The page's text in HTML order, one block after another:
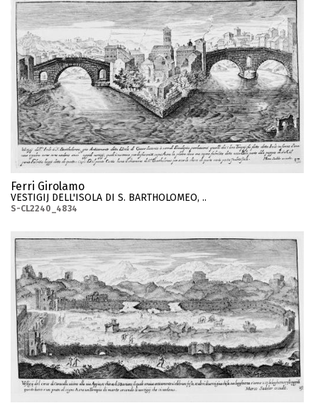
Ferri Girolamo
VESTIGIJ DELL'ISOLA DI S. BARTHOLOMEO, ..
S-CL2240_4834